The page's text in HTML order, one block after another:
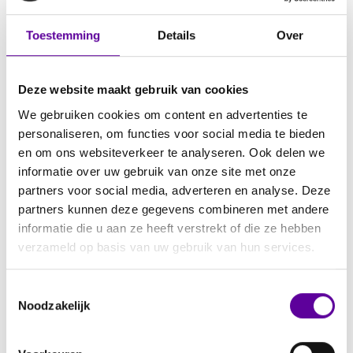
Toestemming Details Over
Deze website maakt gebruik van cookies
We gebruiken cookies om content en advertenties te
personaliseren, om functies voor social media te bieden
en om ons websiteverkeer te analyseren. Ook delen we
informatie over uw gebruik van onze site met onze
partners voor social media, adverteren en analyse. Deze
partners kunnen deze gegevens combineren met andere
informatie die u aan ze heeft verstrekt of die ze hebben
verzameld op basis van uw gebruik van hun services.
Noodzakelijk
integraal plan dat richting geeft aan vervanging,
renovatie en (her)ontwikkeling. MaatWijs werd
én maatschappelijke behoefte.
Onze aanpak
Opbouw van het plan volgens het CREM-
model: fysiek, financieel, strategisch en
functioneel
Analyse van de portefeuille op vijf indicatoren:
bouwperiode, conditie, energieprestatie,
binnenklimaat en functionaliteit
Koppeling van demografische ontwikkelingen
en wijkgerichte data aan